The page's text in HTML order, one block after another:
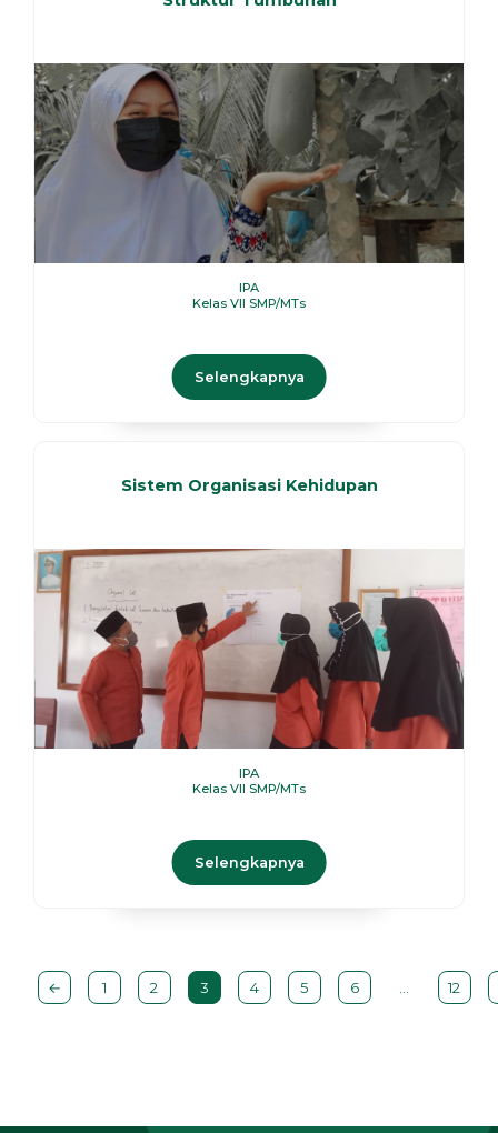
IPA
Kelas VII SMP/MTs
Selengkapnya
Sistem Organisasi Kehidupan
IPA
Kelas VII SMP/MTs
Selengkapnya
← 1 2 3 4 5 6 … 12